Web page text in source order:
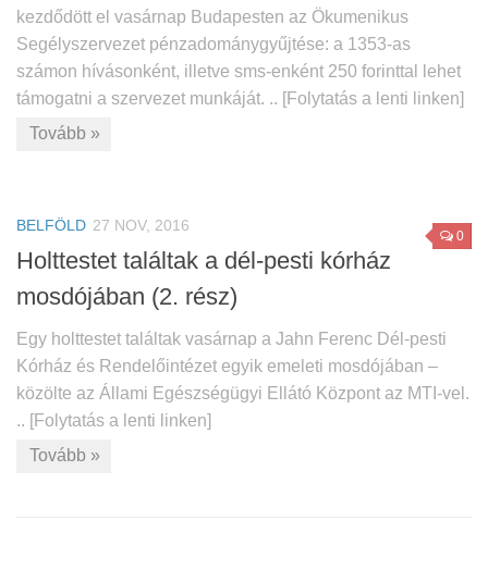
kezdődött el vasárnap Budapesten az Ökumenikus
Segélyszervezet pénzadománygyűjtése: a 1353-as
számon hívásonként, illetve sms-enként 250 forinttal lehet
támogatni a szervezet munkáját. .. [Folytatás a lenti linken]
Tovább »
0
BELFÖLD 27 NOV, 2016
Holttestet találtak a dél-pesti kórház
mosdójában (2. rész)
Egy holttestet találtak vasárnap a Jahn Ferenc Dél-pesti
Kórház és Rendelőintézet egyik emeleti mosdójában –
közölte az Állami Egészségügyi Ellátó Központ az MTI-vel.
.. [Folytatás a lenti linken]
Tovább »